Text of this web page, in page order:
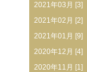
2021年03月 [3]
2021年02月 [2]
2021年01月 [9]
2020年12月 [4]
2020年11月 [1]